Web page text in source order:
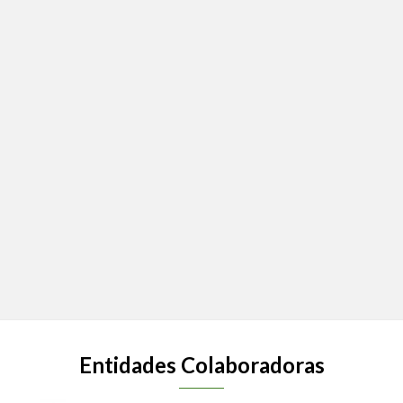
Entidades Colaboradoras